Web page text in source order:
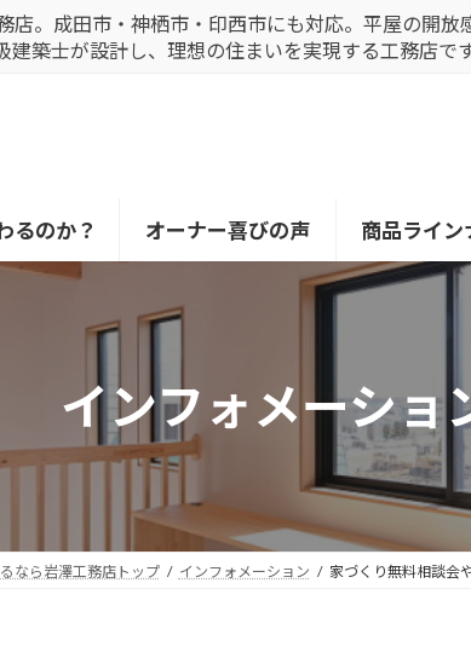
店。成田市・神栖市・印西市にも対応。平屋の開
築士が設計し、理想の住まいを実現する工務店です
るのか？ オーナー喜びの声 商品ライン
インフォメーショ
なら岩澤工務店トップ インフォメーション 家づくり無料相談会